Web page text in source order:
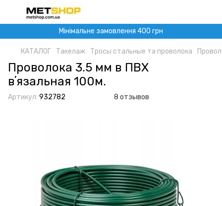
Мінімальне замовлення 400 грн
КАТАЛОГ Такелаж Тросы стальные та проволока
Проволока 3.5 мм в ПВХ
вʼязальная 100м.
Артикул: 932782 8 отзывов